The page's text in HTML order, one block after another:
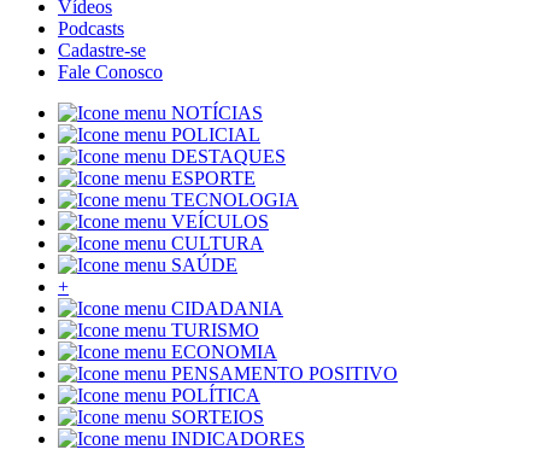
Vídeos
Podcasts
Cadastre-se
Fale Conosco
NOTÍCIAS
POLICIAL
DESTAQUES
ESPORTE
TECNOLOGIA
VEÍCULOS
CULTURA
SAÚDE
+
CIDADANIA
TURISMO
ECONOMIA
PENSAMENTO POSITIVO
POLÍTICA
SORTEIOS
INDICADORES